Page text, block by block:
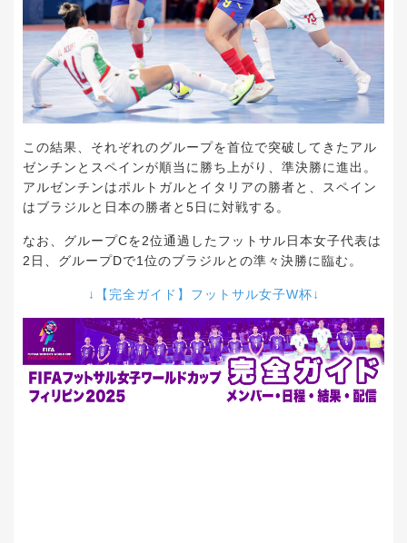
この結果、それぞれのグループを首位で突破してきたアル
ゼンチンとスペインが順当に勝ち上がり、準決勝に進出。
アルゼンチンはポルトガルとイタリアの勝者と、スペイン
はブラジルと日本の勝者と5日に対戦する。
なお、グループCを2位通過したフットサル日本女子代表は
2日、グループDで1位のブラジルとの準々決勝に臨む。
↓【完全ガイド】フットサル女子W杯↓